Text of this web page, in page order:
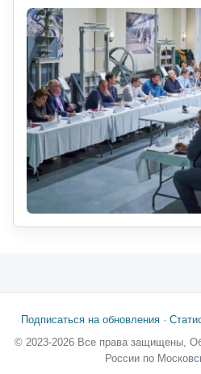
Подписаться на обновления·
© 2023-2026 Все права защищены,
России по